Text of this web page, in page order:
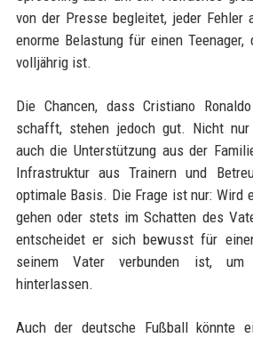
von der Presse begleitet, jeder
enorme Belastung für einen
volljährig ist.
Die Chancen, dass Cristiano
schafft, stehen jedoch gut. Nicht
auch die Unterstützung aus der
Infrastruktur aus Trainern und
optimale Basis. Die Frage ist nur: Wird
gehen oder stets im Schatten des
entscheidet er sich bewusst für
seinem Vater verbunden ist,
hinterlassen.
Auch der deutsche Fußball könnte